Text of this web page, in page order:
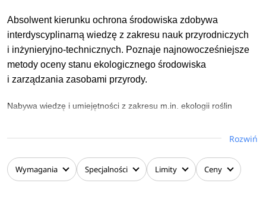
Absolwent kierunku ochrona środowiska zdobywa
interdyscyplinarną wiedzę z zakresu nauk przyrodniczych
i inżynieryjno-technicznych. Poznaje najnowocześniejsze
metody oceny stanu ekologicznego środowiska
i zarządzania zasobami przyrody.
Nabywa wiedzę i umiejętności z zakresu m.in. ekologii roślin
systemów informacyjnych (GIS), oceny stanu ekologicznego
podstaw geodezji, projektowania korytarzy ekologicznych, czy
środowiskowych aspektów korzystania ze źródeł energii
Rozwiń
Wymagania Specjalności Limity Ceny